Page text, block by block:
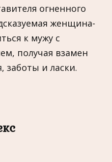
огненного
женщина-
к мужу с
получая взамен
заботы и ласки.